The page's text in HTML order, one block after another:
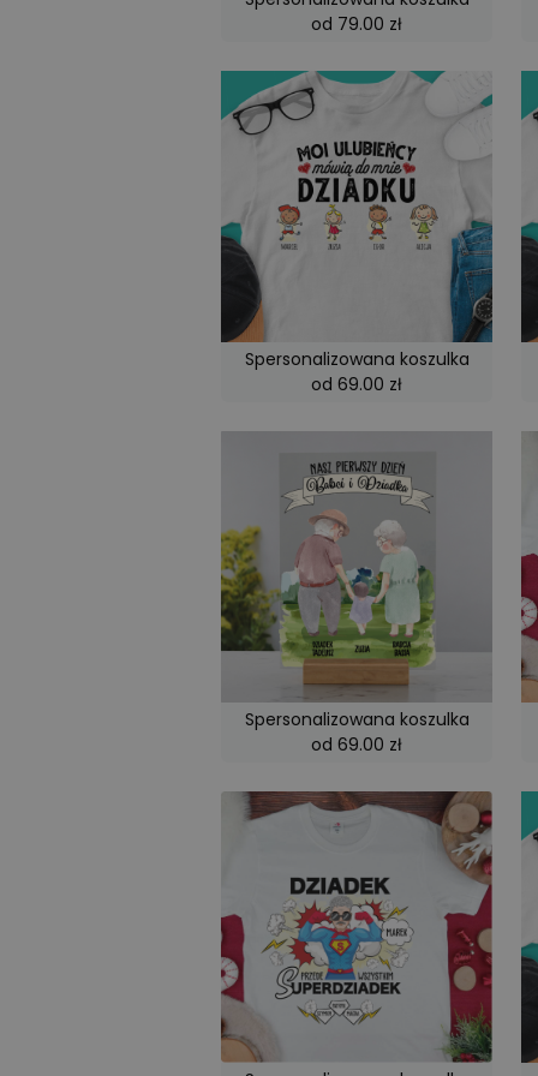
od 79.00 zł
Spersonalizowana koszulka
od 69.00 zł
Spersonalizowana koszulka
od 69.00 zł
_tt_enable_cookie
csrftoken
Nazwa
sib_cuid
_ga
__kla_id
Nazwa Provider